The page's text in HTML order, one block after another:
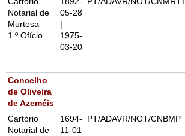
Notarial de
Murtosa –
1.º Ofício
05-28
|
1975-
03-20
Concelho
de Oliveira
de Azeméis
Cartório
Notarial de
1694-
11-01
PT/ADAVR/NOT/CNBMP